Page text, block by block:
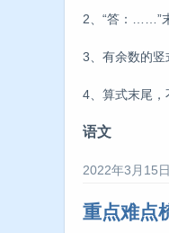
2、“答：……”
3、有余数的竖
4、算式末尾，
语文
2022年3月15
重点难点